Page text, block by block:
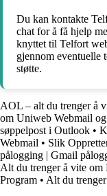
Du kan kontakte
chat for å få hjelp
knyttet til Telfort
gjennom eventuelle
støtte.
AOL – alt du trenger å
om Uniweb Webmail
søppelpost i Outlook •
Webmail • Slik
pålogging | Gmail
Alt du trenger å vite
Program • Alt du